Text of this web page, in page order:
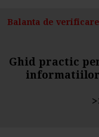
Balanta de
Ghid practic